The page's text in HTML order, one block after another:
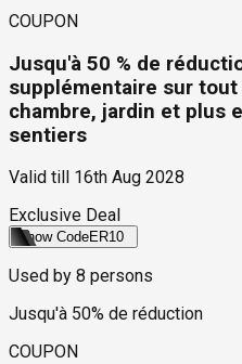
COUPON
Jusqu'à 50 % de
supplémentaire sur tout
chambre, jardin et plus
sentiers
Valid till
16th Aug 2028
Exclusive Deal
Show CodeER10
Used by 8 persons
Jusqu'à 50% de réduction
COUPON